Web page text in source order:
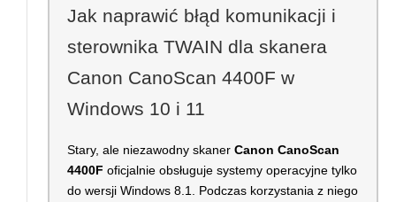
Jak naprawić błąd komunikacji i
sterownika TWAIN dla skanera
Canon CanoScan 4400F w
Windows 10 i 11
Stary, ale niezawodny skaner Canon CanoScan
4400F oficjalnie obsługuje systemy operacyjne tylko
do wersji Windows 8.1. Podczas korzystania z niego